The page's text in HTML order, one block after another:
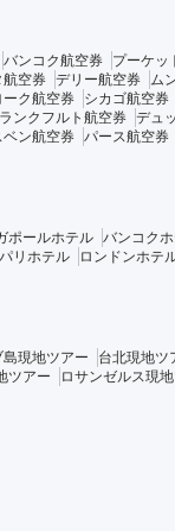
バンコク航空券 プーケッ
航空券 デリー航空券 ム
ーク航空券 シカゴ航空券
ンクフルト航空券 デュ
ベン航空券 パース航空券
ポールホテル バンコク
パリホテル ロンドンホテ
島現地ツアー 台北現地ツ
ツアー ロサンゼルス現